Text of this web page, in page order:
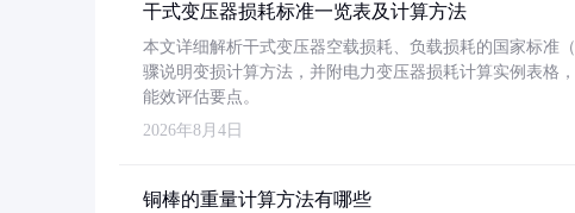
干式变压器损耗标准一览表及计算方法
本文详细解析干式变压器空载损耗、负载损耗的国家标准
骤说明变损计算方法，并附电力变压器损耗计算实例表格
能效评估要点。
2026年8月4日
铜棒的重量计算方法有哪些